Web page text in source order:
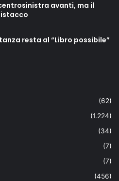
avanti, ma il
resta al “Libro possibile”
(62)
(1.224)
(34)
(7)
(7)
(456)